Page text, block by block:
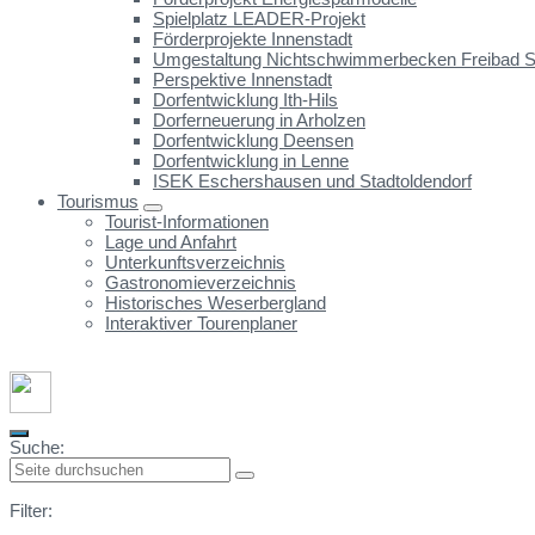
Spielplatz LEADER-Projekt
Förderprojekte Innenstadt
Umgestaltung Nichtschwimmerbecken Freibad
Perspektive Innenstadt
Dorfentwicklung Ith-Hils
Dorferneuerung in Arholzen
Dorfentwicklung Deensen
Dorfentwicklung in Lenne
ISEK Eschershausen und Stadtoldendorf
Tourismus
Tourist-Informationen
Lage und Anfahrt
Unterkunftsverzeichnis
Gastronomieverzeichnis
Historisches Weserbergland
Interaktiver Tourenplaner
Suche:
Filter: